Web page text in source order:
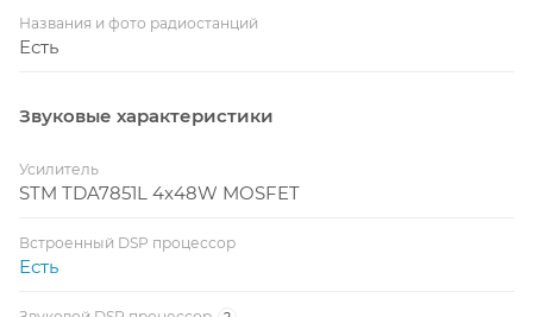
Названия и фото радиостанций
Есть
Звуковые характеристики
Усилитель
STM TDA7851L 4x48W MOSFET
Встроенный DSP процессор
Есть